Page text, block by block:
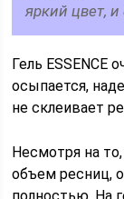
яркий цвет,
Гель ESSENCE
осыпается,
не склеивает
Несмотря на
объем ресниц,